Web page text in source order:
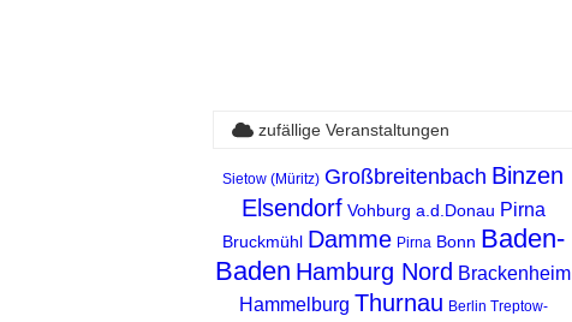
zufällige Veranstaltungen
Sietow (Müritz) Großbreitenbach Binzen
Elsendorf Vohburg a.d.Donau Pirna
Bruckmühl Damme Pirna Bonn Baden-
Baden Hamburg Nord Brackenheim
Hammelburg Thurnau Berlin Treptow-